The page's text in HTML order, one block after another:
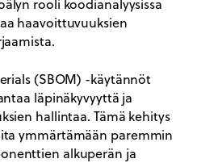
rooli koodianalyysissa
haavoittuvuuksien
(SBOM) -käytännöt
läpinäkyvyyttä ja
hallintaa. Tämä kehitys
ymmärtämään paremmin
alkuperän ja